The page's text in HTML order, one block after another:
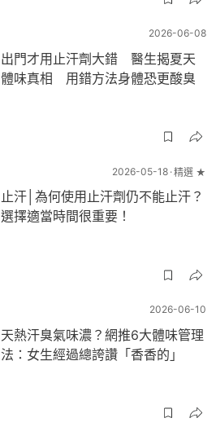
2026-06-08
出門才用止汗劑大錯 醫生揭夏天
體味真相 用錯方法身體恐更酸臭
2026-05-18 精選 ★
止汗│為何使用止汗劑仍不能止汗？
選擇適當時間很重要！
2026-06-10
天熱汗臭氣味濃？網推6大體味管理
法：女生經過總誇讚「香香的」